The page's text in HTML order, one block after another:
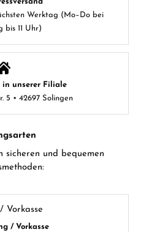
Werktag (Mo–Do bei
bis 11 Uhr)
in unserer Filiale
5 • 42697 Solingen
sicheren und bequemen
/ Vorkasse